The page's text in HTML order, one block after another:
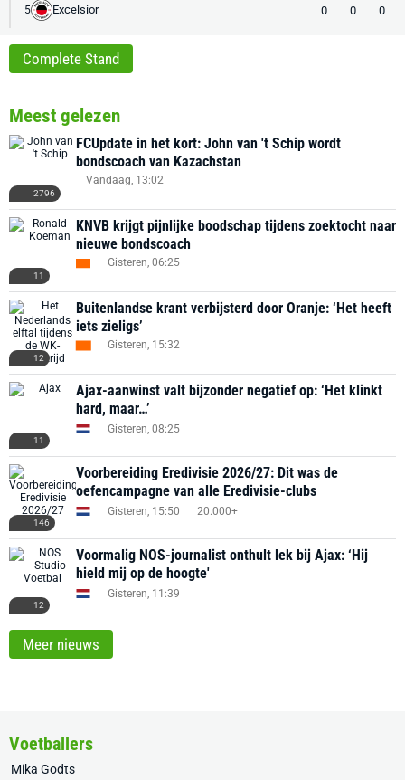
5 Excelsior 0 0 0
Complete Stand
Meest gelezen
2796
FCUpdate in het kort: John van 't Schip wordt
bondscoach van Kazachstan
Vandaag, 13:02
11
KNVB krijgt pijnlijke boodschap tijdens zoektocht naar
nieuwe bondscoach
Gisteren, 06:25
12
Buitenlandse krant verbijsterd door Oranje: ‘Het heeft
iets zieligs’
Gisteren, 15:32
11
Ajax-aanwinst valt bijzonder negatief op: ‘Het klinkt
hard, maar…’
Gisteren, 08:25
146
Voorbereiding Eredivisie 2026/27: Dit was de
oefencampagne van alle Eredivisie-clubs
Gisteren, 15:50 20.000+
12
Voormalig NOS-journalist onthult lek bij Ajax: ‘Hij
hield mij op de hoogte'
Gisteren, 11:39
Meer nieuws
Voetballers
Mika Godts